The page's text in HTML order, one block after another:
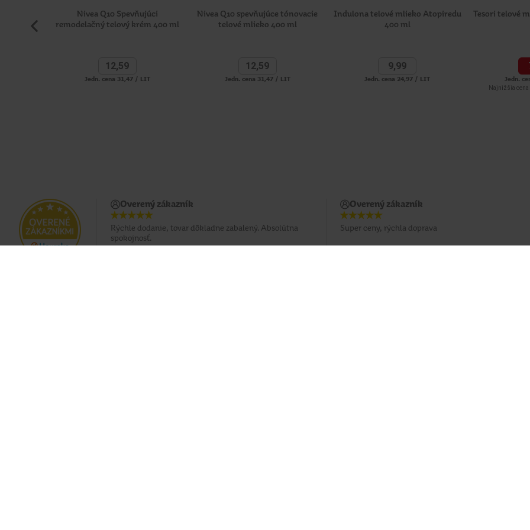
Nivea Q10 Spevňujúci
remodelačný telový krém 400 ml
12,59
Jedn. cena 31,47 / LIT
Nivea Q10 spevňujúce tónovacie
telové mlieko 400 ml
12,59
Jedn. cena 31,47 / LIT
Indulona telové mlieko Atopiredu
400 ml
9,99
Jedn. cena 24,97 / LIT
Tesori telové
Jedn.
Najnižšia cena
Overený zákazník
Rýchle dodanie, tovar dôkladne zabalený. Absolútna
spokojnosť.
Overený zákazník
Super ceny, rýchla doprava